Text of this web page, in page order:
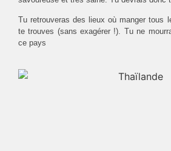
Tu retrouveras des lieux où manger tous
te trouves (sans exagérer !). Tu ne
ce pays